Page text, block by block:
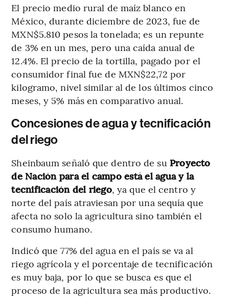
El precio medio rural de maíz blanco en
México, durante diciembre de 2023, fue de
MXN$5.810 pesos la tonelada; es un repunte
de 3% en un mes, pero una caída anual de
12.4%. El precio de la tortilla, pagado por el
consumidor final fue de MXN$22,72 por
kilogramo, nivel similar al de los últimos cinco
meses, y 5% más en comparativo anual.
Concesiones de agua y tecnificación
del riego
Sheinbaum señaló que dentro de su Proyecto
de Nación para el campo está el agua y la
tecnificación del riego, ya que el centro y
norte del país atraviesan por una sequía que
afecta no solo la agricultura sino también el
consumo humano.
Indicó que 77% del agua en el país se va al
riego agrícola y el porcentaje de tecnificación
es muy baja, por lo que se busca es que el
proceso de la agricultura sea más productivo.